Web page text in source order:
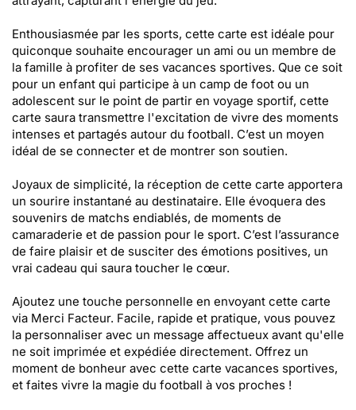
Enthousiasmée par les sports, cette carte est idéale pour
quiconque souhaite encourager un ami ou un membre de
la famille à profiter de ses vacances sportives. Que ce soit
pour un enfant qui participe à un camp de foot ou un
adolescent sur le point de partir en voyage sportif, cette
carte saura transmettre l'excitation de vivre des moments
intenses et partagés autour du football. C’est un moyen
idéal de se connecter et de montrer son soutien.
Joyaux de simplicité, la réception de cette carte apportera
un sourire instantané au destinataire. Elle évoquera des
souvenirs de matchs endiablés, de moments de
camaraderie et de passion pour le sport. C’est l’assurance
de faire plaisir et de susciter des émotions positives, un
vrai cadeau qui saura toucher le cœur.
Ajoutez une touche personnelle en envoyant cette carte
via Merci Facteur. Facile, rapide et pratique, vous pouvez
la personnaliser avec un message affectueux avant qu'elle
ne soit imprimée et expédiée directement. Offrez un
moment de bonheur avec cette carte vacances sportives,
et faites vivre la magie du football à vos proches !